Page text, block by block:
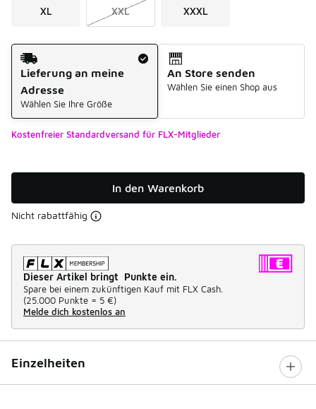
XL XXL XXXL
Versandart
Lieferung an meine
Adresse
Wählen Sie Ihre Größe
An Store senden
Wählen Sie einen Shop aus
Kostenfreier Standardversand für FLX-Mitglieder
In den Warenkorb
Nicht rabattfähig
Dieser Artikel bringt Punkte ein.
Spare bei einem zukünftigen Kauf mit FLX Cash.
(25.000 Punkte = 5 €)
Melde dich kostenlos an
Einzelheiten